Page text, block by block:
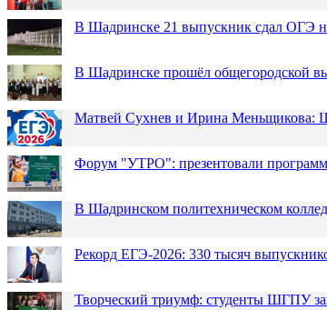
В Шадринске 21 выпускник сдал ОГЭ
В Шадринске прошёл общегородской
Матвей Сухнев и Ирина Меньщикова:
Форум "УТРО": презентовали
В Шадринском политехническом
Рекорд ЕГЭ-2026: 330 тысяч
Творческий триумф: студенты ШГПУ